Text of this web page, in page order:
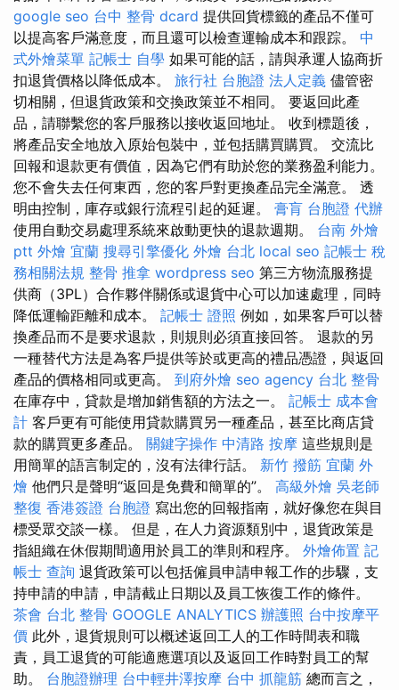
google seo 台中 整骨 dcard 提供回貨標籤的產品不僅可
以提高客戶滿意度，而且還可以檢查運輸成本和跟踪。 中
式外燴菜單 記帳士 自學 如果可能的話，請與承運人協商折
扣退貨價格以降低成本。 旅行社 台胞證 法人定義 儘管密
切相關，但退貨政策和交換政策並不相同。 要返回此產
品，請聯繫您的客戶服務以接收返回地址。 收到標題後，
將產品安全地放入原始包裝中，並包括購買購買。 交流比
回報和退款更有價值，因為它們有助於您的業務盈利能力。
您不會失去任何東西，您的客戶對更換產品完全滿意。 透
明由控制，庫存或銀行流程引起的延遲。 膏肓 台胞證 代辦
使用自動交易處理系統來啟動更快的退款週期。 台南 外燴
ptt 外燴 宜蘭 搜尋引擎優化 外燴 台北 local seo 記帳士 稅
務相關法規 整骨 推拿 wordpress seo 第三方物流服務提
供商（3PL）合作夥伴關係或退貨中心可以加速處理，同時
降低運輸距離和成本。 記帳士 證照 例如，如果客戶可以替
換產品而不是要求退款，則規則必須直接回答。 退款的另
一種替代方法是為客戶提供等於或更高的禮品憑證，與返回
產品的價格相同或更高。 到府外燴 seo agency 台北 整骨
在庫存中，貸款是增加銷售額的方法之一。 記帳士 成本會
計 客戶更有可能使用貸款購買另一種產品，甚至比商店貸
款的購買更多產品。 關鍵字操作 中清路 按摩 這些規則是
用簡單的語言制定的，沒有法律行話。 新竹 撥筋 宜蘭 外
燴 他們只是聲明“返回是免費和簡單的”。 高級外燴 吳老師
整復 香港簽證 台胞證 寫出您的回報指南，就好像您在與目
標受眾交談一樣。 但是，在人力資源類別中，退貨政策是
指組織在休假期間適用於員工的準則和程序。 外燴佈置 記
帳士 查詢 退貨政策可以包括僱員申請申報工作的步驟，支
持申請的申請，申請截止日期以及員工恢復工作的條件。
茶會 台北 整骨 GOOGLE ANALYTICS 辦護照 台中按摩平
價 此外，退貨規則可以概述返回工人的工作時間表和職
責，員工退貨的可能適應選項以及返回工作時對員工的幫
助。 台胞證辦理 台中輕井澤按摩 台中 抓龍筋 總而言之，